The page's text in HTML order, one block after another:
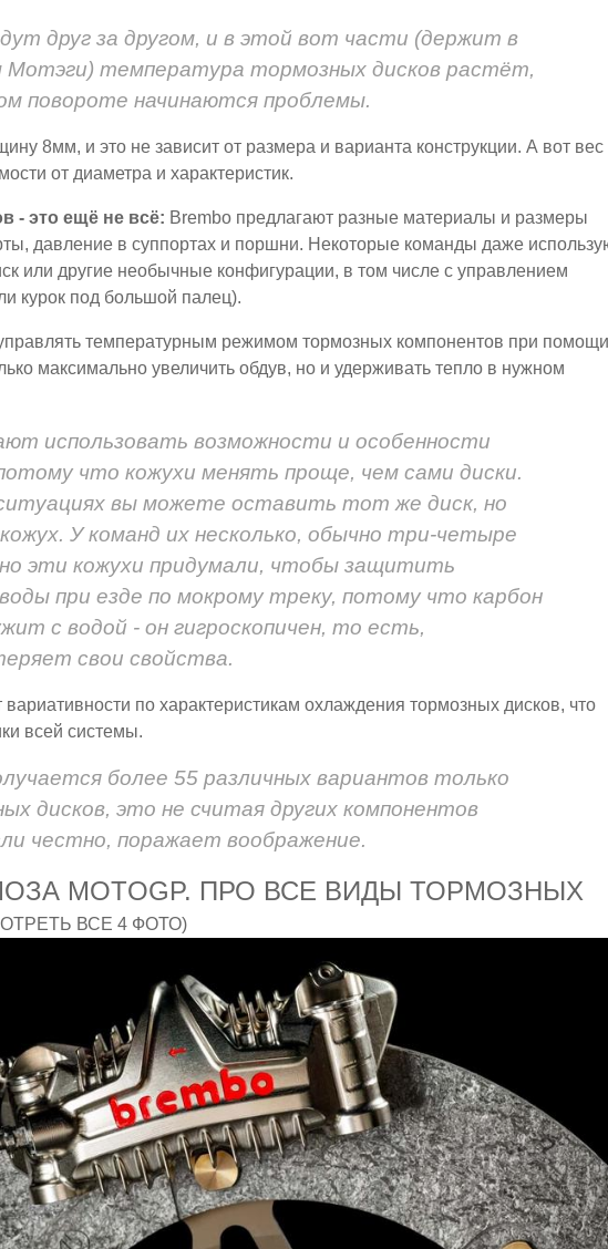
друг за другом, и в этой вот части (держит в
Мотэги) температура тормозных дисков растёт,
повороте начинаются проблемы.
8мм, и это не зависит от размера и варианта конструкции. А вот вес
от диаметра и характеристик.
- это ещё не всё: Brembo предлагают разные материалы и размеры
давление в суппортах и поршни. Некоторые команды даже
или другие необычные конфигурации, в том числе с управлением
курок под большой палец).
температурным режимом тормозных компонентов при помощи
максимально увеличить обдув, но и удерживать тепло в нужном
использовать возможности и особенности
что кожухи менять проще, чем сами диски.
вы можете оставить тот же диск, но
У команд их несколько, обычно три-четыре
эти кожухи придумали, чтобы защитить
при езде по мокрому треку, потому что карбон
с водой - он гигроскопичен, то есть,
свои свойства.
по характеристикам охлаждения тормозных дисков, что
всей системы.
более 55 различных вариантов только
дисков, это не считая других компонентов
честно, поражает воображение.
MOTOGP. ПРО ВСЕ ВИДЫ ТОРМОЗНЫХ
ВСЕ 4 ФОТО)